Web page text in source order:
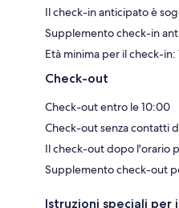
Il check-in anticipato è
Supplemento check-in
Età minima per il check-in:
Check-out
Check-out entro le 10:00
Check-out senza contatti
Il check-out dopo l'orario
Supplemento check-out
Istruzioni speciali per